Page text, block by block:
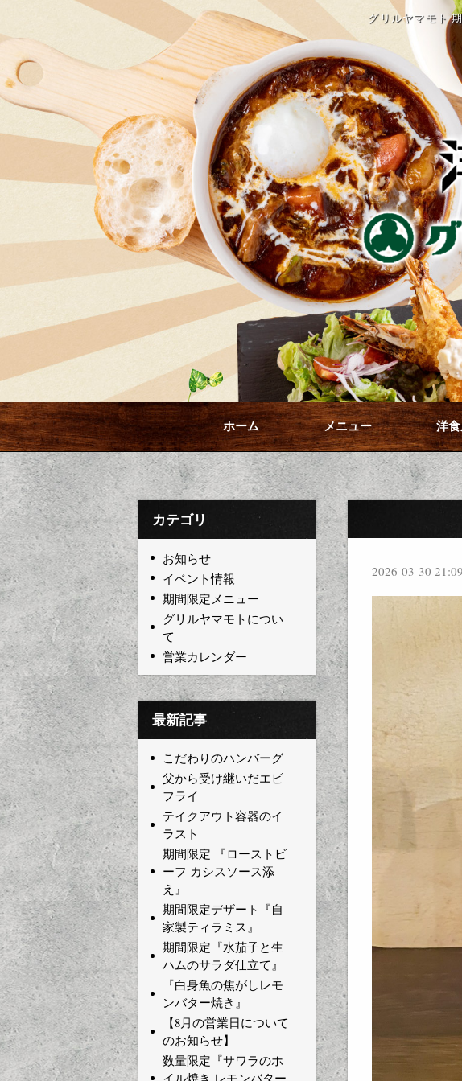
グリルヤマモト
ホーム メニュー 洋
カテゴリ
お知らせ
イベント情報
期間限定メニュー
グリルヤマモトについ
て
営業カレンダー
最新記事
こだわりのハンバーグ
父から受け継いだエビ
フライ
テイクアウト容器のイ
ラスト
期間限定 『ローストビ
ーフ カシスソース添
え』
期間限定デザート『自
家製ティラミス』
期間限定『水茄子と生
ハムのサラダ仕立て』
『白身魚の焦がしレモ
ンバター焼き』
【8月の営業日について
のお知らせ】
数量限定『サワラのホ
2026-03-30